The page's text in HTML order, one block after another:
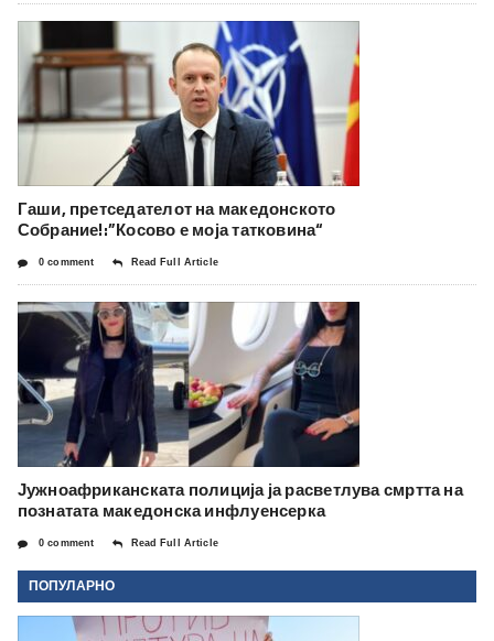
Гаши, претседателот на македонското
Собрание!:”Косово е моја татковина“
0 comment Read Full Article
Јужноафриканската полиција ја расветлува смртта на
познатата македонска инфлуенсерка
0 comment Read Full Article
ПОПУЛАРНО